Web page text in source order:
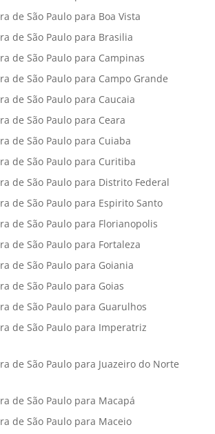
de São Paulo para Boa Vista
de São Paulo para Brasilia
de São Paulo para Campinas
de São Paulo para Campo Grande
de São Paulo para Caucaia
de São Paulo para Ceara
de São Paulo para Cuiaba
de São Paulo para Curitiba
de São Paulo para Distrito Federal
de São Paulo para Espirito Santo
de São Paulo para Florianopolis
de São Paulo para Fortaleza
de São Paulo para Goiania
de São Paulo para Goias
de São Paulo para Guarulhos
de São Paulo para Imperatriz
de São Paulo para Juazeiro do Norte
de São Paulo para Macapá
de São Paulo para Maceio